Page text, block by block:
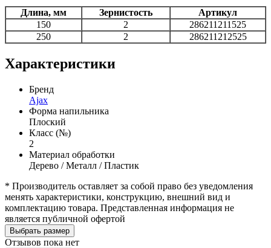
Длина, мм Зернистость
Артикул
150
2
286211211525
250
2 286211212525
Характеристики
Бренд
Ajax
Форма напильника
Плоский
Класс (№)
2
Материал обработки
Дерево / Металл / Пластик
* Производитель оставляет за собой право без уведомления
менять характеристики, конструкцию, внешний вид и
комплектацию товара. Представленная информация не
является публичной офертой
Выбрать размер
Отзывов пока нет